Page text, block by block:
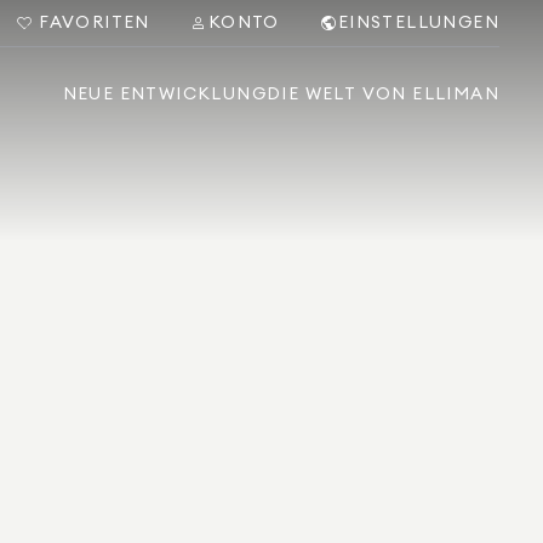
FAVORITEN KONTO EINSTELLUNGEN
NEUE ENTWICKLUNG DIE WELT VON ELLIMAN